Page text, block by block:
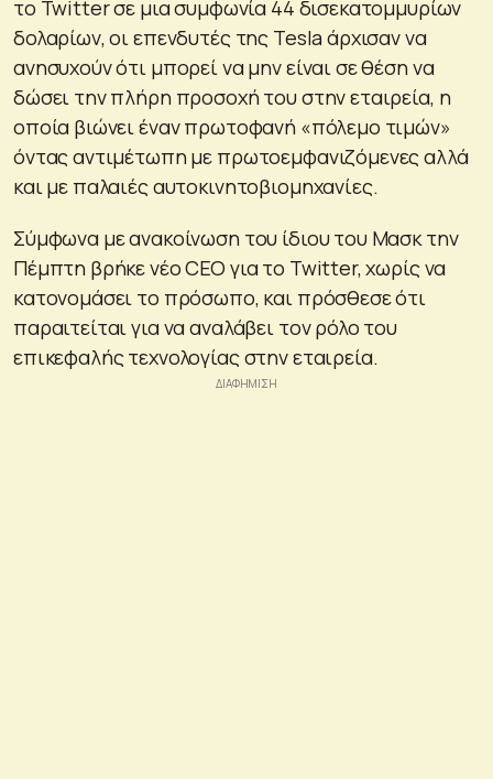
το Twitter σε μια συμφωνία 44 δισεκατομμυρίων
δολαρίων, οι επενδυτές της Tesla άρχισαν να
ανησυχούν ότι μπορεί να μην είναι σε θέση να
δώσει την πλήρη προσοχή του στην εταιρεία, η
οποία βιώνει έναν πρωτοφανή «πόλεμο τιμών»
όντας αντιμέτωπη με πρωτοεμφανιζόμενες αλλά
και με παλαιές αυτοκινητοβιομηχανίες.
Σύμφωνα με ανακοίνωση του ίδιου του Μασκ την
Πέμπτη βρήκε νέο CEO για το Twitter, χωρίς να
κατονομάσει το πρόσωπο, και πρόσθεσε ότι
παραιτείται για να αναλάβει τον ρόλο του
επικεφαλής τεχνολογίας στην εταιρεία.